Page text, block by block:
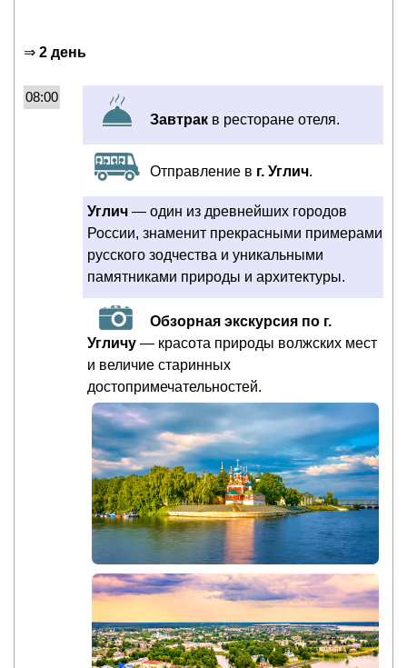
⇒ 2 день
08:00
Завтрак в ресторане отеля.
Отправление в г. Углич.
Углич — один из древнейших городов
России, знаменит прекрасными примерами
русского зодчества и уникальными
памятниками природы и архитектуры.
Обзорная экскурсия по г.
Угличу — красота природы волжских мест
и величие старинных
достопримечательностей.